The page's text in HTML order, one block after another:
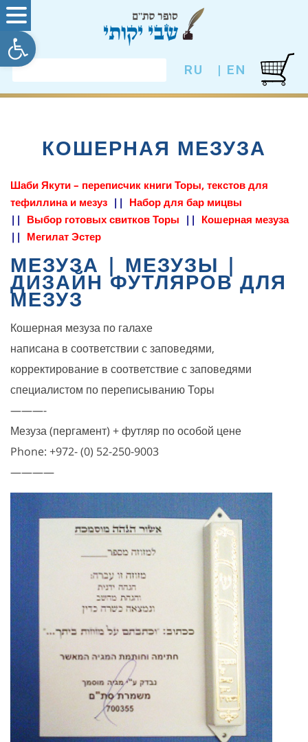
פתח
EN |
RU
КОШЕРНАЯ МЕЗУЗА
Шаби Якути – переписчик книги Торы, текстов для
тефиллина и мезуз | | Набор для бар мицвы
| | Выбор готовых свитков Торы | | Кошерная мезуза
| | Мегилат Эстер
МЕЗУЗА | МЕЗУЗЫ |
ДИЗАЙН ФУТЛЯРОВ ДЛЯ
МЕЗУЗ
Кошерная мезуза по галахе
написана в соответствии с заповедями,
корректирование в соответствие с заповедями
специалистом по переписыванию Торы
———-
Мезуза (пергамент) + футляр по особой цене
Phone: +972- (0) 52-250-9003
————